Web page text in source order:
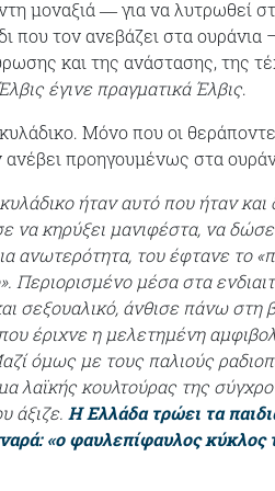
μοναξιά ― για να λυτρωθεί
που τον ανεβάζει στα
και της ανάστασης, της
έγινε πραγματικά Έλβις.
Μόνο που οι
προηγουμένως στα
ήταν αυτό που ήταν
να κηρύξει μανιφέστα, να
ανωτερότητα, του έφτανε το
Περιορισμένο μέσα στα
σεξουαλικό, άνθισε πάνω στη
έριχνε η μελετημένη
όμως με τους παλιούς
λαϊκής κουλτούρας της
άξιζε. Η Ελλάδα τρώει τα
«ο φαυλεπίφαυλος κύκλος